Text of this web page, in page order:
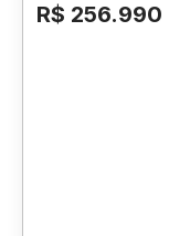
R$ 256.990